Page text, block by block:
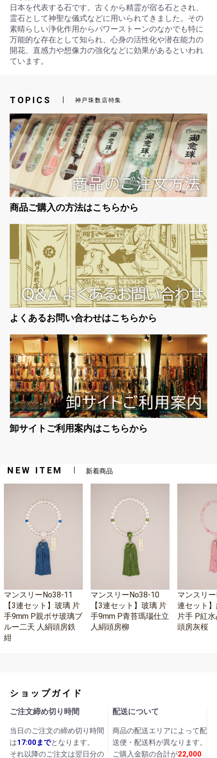
日本を代表する石です。古くから精霊が宿る石とされ、
霊石として神聖な儀式などに用いられてきました。その
素晴らしい浄化作用からパワーストーンのなかでも特に
万能的な存在として知られ、心身の活性化や潜在能力の
開花、直感力や想像力の強化などに効果があるといわれ
ています。
TOPICS 神戸珠数店特集
商品ご購入の方法はこちらから
よくあるお問い合わせはこちらから
卸サイトご利用案内はこちらから
NEW ITEM 新着商品
マンスリーNo38-11
【3連セット】玻璃 片
手9mm P親ボサ玻璃ブ
ルー二天 人絹頭房鉄
紺
マンスリーNo38-10
【3連セット】玻璃 片
手9mm P青苔瑪瑙仕立
人絹頭房柳
マンスリ
連セット
片手 P紅
頭房灰桜
ショップガイド
ご注文締め切り時間
当日のご注文の締め切り時間
は17:00までとなります。
それ以降のご注文は翌日分の
配送について
商品の配送エリアによって配
送便・配送料が異なります。
ご購入金額の合計が22,000